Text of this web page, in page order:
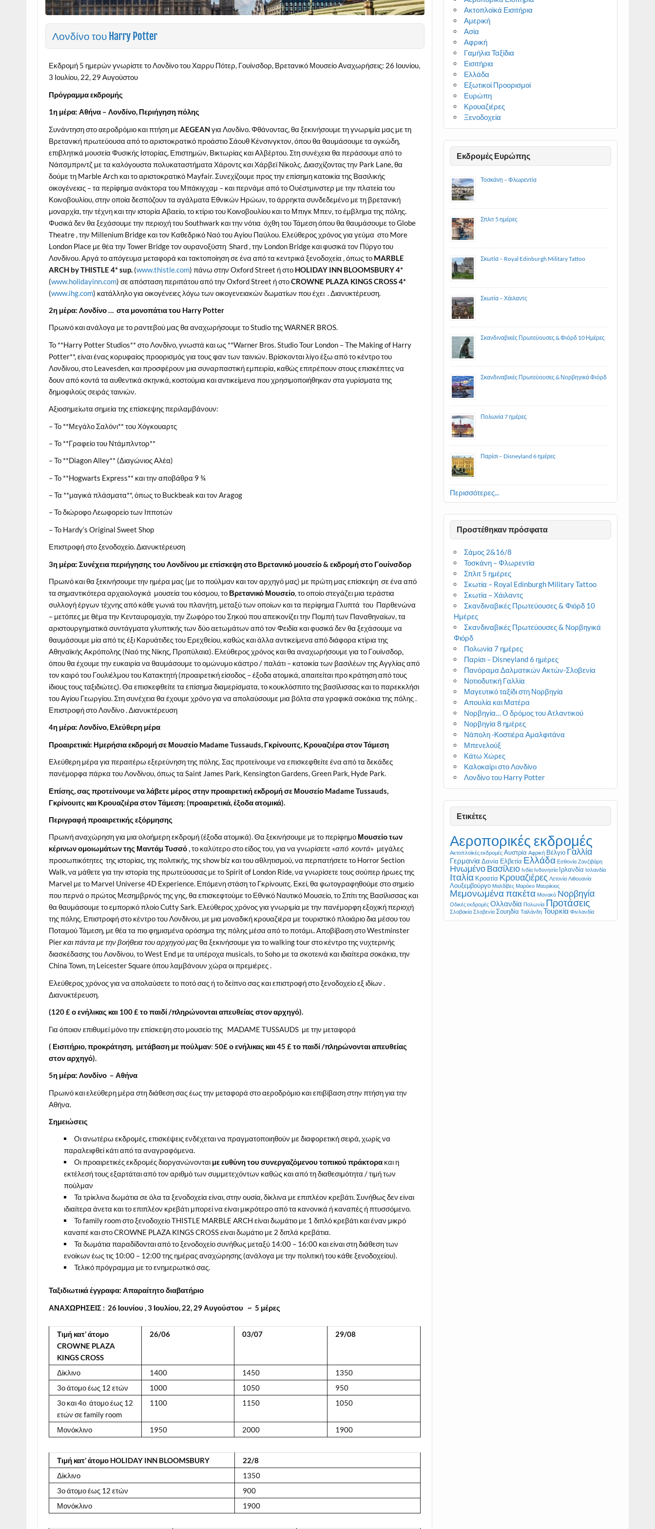
Λονδίνο του Harry Potter
Εκδρομή 5 ημερών γνωρίστε το Λονδίνο του Χαρρυ Πότερ, Γουίνσδορ, Βρετανικό Μουσείο Αναχωρήσεις: 26 Ιουνίου,
3 Ιουλίου, 22, 29 Αυγούστου
Πρόγραμμα εκδρομής
1η μέρα: Αθήνα – Λονδίνο, Περιήγηση πόλης
Συνάντηση στο αεροδρόμιο και πτήση με AEGEANγια Λονδίνο. Φθάνοντας, θα ξεκινήσουμε τη γνωριμία μας με τη
Βρετανική πρωτεύουσα από το αριστοκρατικό προάστιο Σάουθ Κένσινγκτον, όπου θα θαυμάσουμε τα ογκώδη,
επιβλητικά μουσεία Φυσικής Ιστορίας, Επιστημών, Βικτωρίας και Αλβέρτου. Στη συνέχεια θα περάσουμε από το
Νάιτσμπριντζ με τα καλόγουστα πολυκαταστήματα Χάροντς και Χάρβεϊ Νίκολς. Διασχίζοντας την Park Lane, θα
δούμε τη Marble Arch και το αριστοκρατικό Mayfair. Συνεχίζουμε προς την επίσημη κατοικία της Βασιλικής
οικογένειας – τα περίφημα ανάκτορα του Μπάκιγχαμ – και περνάμε από το Ουέστμινστερ με την πλατεία του
Κοινοβουλίου, στην οποία δεσπόζουν τα αγάλματα Εθνικών Ηρώων, το άρρηκτα συνδεδεμένο με τη βρετανική
μοναρχία, την τέχνη και την ιστορία Αβαείο, το κτίριο του Κοινοβουλίου και το Μπιγκ Μπεν, το έμβλημα της πόλης.
Φυσικά δεν θα ξεχάσουμε την περιοχή του Southwark και την νότια όχθη του Τάμεση όπου θα θαυμάσουμε το Globe
Theatre , την Millenium Bridge και τον Καθεδρικό Ναό του Αγίου Παύλου. Ελεύθερος χρόνος για γεύμα στο More
London Place με θέα την Tower Bridge τον ουρανοξύστη Shard , την London Bridge και φυσικά τον Πύργο του
Λονδίνου. Αργά το απόγευμα μεταφορά και τακτοποίηση σε ένα από τα κεντρικά ξενοδοχεία , όπως το MARBLE
ARCH byTHISTLE 4*sup (www.thistle.com) πάνω στην Oxford Street ή στο HOLIDAY INN BLOOMSBURY4*
(www.holidayinn.com) σε απόσταση περιπάτου από την Oxford Street ή στοCROWNE PLAZA KINGSCROSS4*
(www.ihg.com) κατάλληλο για οικογένειες λόγω των οικογενειακών δωματίων που έχει . Διανυκτέρευση.
2η μέρα: Λονδίνο … στα μονοπάτια του Harry Potter
Πρωινό και ανάλογα με το ραντεβού μας θα αναχωρήσουμε το Studio της WARNER BROS.
Το **Harry Potter Studios** στο Λονδίνο, γνωστά και ως **Warner Bros. Studio Tour London – The Making of Harry
Potter**, είναι ένας κορυφαίος προορισμός για τους φαν των ταινιών. Βρίσκονται λίγο έξω από το κέντρο του
Λονδίνου, στο Leavesden, και προσφέρουν μια συναρπαστική εμπειρία, καθώς επιτρέπουν στους επισκέπτες να
δουν από κοντά τα αυθεντικά σκηνικά, κοστούμια και αντικείμενα που χρησιμοποιήθηκαν στα γυρίσματα της
δημοφιλούς σειράς ταινιών.
Αξιοσημείωτα σημεία της επίσκεψης περιλαμβάνουν:
– Το **Μεγάλο Σαλόνι** του Χόγκουαρτς
– Το **Γραφείο του Ντάμπλντορ**
– Το **Diagon Alley** (Διαγώνιος Αλέα)
– Το **Hogwarts Express** και την αποβάθρα 9 ¾
– Τα **μαγικά πλάσματα**, όπως το Buckbeak και τον Aragog
– Το διώροφο Λεωφορείο των Ιπποτών
– Το Hardy’s Original Sweet Shop
Επιστροφή στο ξενοδοχείο. Διανυκτέρευση
3η μέρα: Συνέχεια περιήγησης του Λονδίνου με επίσκεψη στο Βρετανικό μουσείο & εκδρομή στο Γουίνσδορ
Πρωινό και θα ξεκινήσουμε την ημέρα μας (με το πούλμαν και τον αρχηγό μας) με πρώτη μας επίσκεψη σε ένα από
τα σημαντικότερα αρχαιολογικά μουσεία του κόσμου, το Βρετανικό Μουσείο, το οποίο στεγάζει μια τεράστια
συλλογή έργων τέχνης από κάθε γωνιά του πλανήτη, μεταξύ των οποίων και τα περίφημα Γλυπτά του Παρθενώνα
– μετόπες με θέμα την Κενταυρομαχία, την Ζωφόρο του Σηκού που απεικονίζει την Πομπή των Παναθηναίων, τα
αριστουργηματικά συντάγματα γλυπτικής των δύο αετωμάτων από τον Φειδία και φυσικά δεν θα ξεχάσουμε να
θαυμάσουμε μία από τις έξι Καρυάτιδες του Ερεχθείου, καθώς και άλλα αντικείμενα από διάφορα κτίρια της
Αθηναϊκής Ακρόπολης (Ναό της Νίκης, Προπύλαια). Ελεύθερος χρόνος και θα αναχωρήσουμε για το Γουίνσδορ,
όπου θα έχουμε την ευκαιρία να θαυμάσουμε το ομώνυμο κάστρο / παλάτι – κατοικία των βασιλέων της Αγγλίας από
τον καιρό του Γουλιέλμου του Κατακτητή (προαιρετική είσοδος – έξοδα ατομικά, απαιτείται προ κράτηση από τους
ίδιους τους ταξιδιώτες). Θα επισκεφθείτε τα επίσημα διαμερίσματα, το κουκλόσπιτο της βασίλισσας και το παρεκκλήσι
του Αγίου Γεωργίου. Στη συνέχεια θα έχουμε χρόνο για να απολαύσουμε μια βόλτα στα γραφικά σοκάκια της πόλης .
Επιστροφή στο Λονδίνο . Διανυκτέρευση
4η μέρα: Λονδίνο, Ελεύθερη μέρα
Προαιρετικά: Ημερήσια εκδρομή σε Μουσείο MadameTussauds, Γκρίνουιτς, Κρουαζιέρα στον Τάμεση
Ελεύθερη μέρα για περαιτέρω εξερεύνηση της πόλης. Σας προτείνουμε να επισκεφθείτε ένα από τα δεκάδες
πανέμορφα πάρκα του Λονδίνου, όπως τα Saint James Park, Kensington Gardens, Green Park, Hyde Park.
Επίσης, σας προτείνουμε να λάβετε μέρος στην προαιρετική εκδρομή σε Μουσείο MadameTussauds
Γκρίνουιτς και Κρουαζιέρα στον Τάμεση: (προαιρετικά, έξοδα ατομικά).
Περιγραφή προαιρετικής εξόρμησης
Πρωινή αναχώρηση για μια ολοήμερη εκδρομή (έξοδα ατομικά). Θα ξεκινήσουμε με το περίφημο Μουσείο των
κέρινων ομοιωμάτων της Μαντάμ Τυσσό, το καλύτερο στο είδος του, για να γνωρίσετε «από κοντά» μεγάλες
προσωπικότητες της ιστορίας, της πολιτικής, της show biz και του αθλητισμού, να περπατήσετε το Horror Section
Walk, να μάθετε για την ιστορία της πρωτεύουσας με το Spirit of London Ride, να γνωρίσετε τους σούπερ ήρωες της
Marvel με το Marvel Universe 4D Experience. Επόμενη στάση το Γκρίνουιτς. Εκεί, θα φωτογραφηθούμε στο σημείο
που περνά ο πρώτος Μεσημβρινός της γης, θα επισκεφτούμε το Εθνικό Ναυτικό Μουσείο, το Σπίτι της Βασίλισσας και
θα θαυμάσουμε το εμπορικό πλοίο Cutty Sark. Ελεύθερος χρόνος για γνωριμία με την πανέμορφη εξοχική περιοχή
της πόλης. Επιστροφή στο κέντρο του Λονδίνου, με μια μοναδική κρουαζιέρα με τουριστικό πλοιάριο δια μέσου του
Ποταμού Τάμεση, με θέα τα πιο φημισμένα ορόσημα της πόλης μέσα από το ποτάμι.. Αποβίβαση στο Westminster
Pierκαι πάντα με την βοήθεια του αρχηγού μαςθα ξεκινήσουμε για το walking tour στο κέντρο της νυχτερινής
διασκέδασης του Λονδίνου, το West End με τα υπέροχα musicals, το Soho με τα σκοτεινά και ιδιαίτερα σοκάκια, την
China Town, τη Leicester Square όπου λαμβάνουν χώρα οι πρεμιέρες .
Ελεύθερος χρόνος για να απολαύσετε το ποτό σας ή το δείπνο σας και επιστροφή στο ξενοδοχείο εξ ιδίων .
Διανυκτέρευση.
(120£ ο ενήλικας και 100£ το παιδί /πληρώνονται απευθείας στον αρχηγό).
Για όποιον επιθυμεί μόνο την επίσκεψη στο μουσείο της MADAME TUSSAUDS με την μεταφορά
( Εισιτήριο, προκράτηση, μετάβαση με πούλμαν:50£ ο ενήλικας και 45 £ το παιδί /πληρώνονται απευθείας
στον αρχηγό).
5η μέρα: Λονδίνο – Αθήνα
Πρωινό και ελεύθερη μέρα στη διάθεση σας έως την μεταφορά στο αεροδρόμιο και επιβίβαση στην πτήση για την
Αθήνα.
Σημειώσεις
Οι ανωτέρω εκδρομές, επισκέψεις ενδέχεται να πραγματοποιηθούν με διαφορετική σειρά, χωρίς να
παραλειφθεί κάτι από τα αναγραφόμενα.
Οι προαιρετικές εκδρομές διοργανώνονται με ευθύνη του συνεργαζόμενου τοπικού πράκτορακαι η
εκτέλεσή τους εξαρτάται από τον αριθμό των συμμετεχόντων καθώς και από τη διαθεσιμότητα / τιμή των
πούλμαν
Τα τρίκλινα δωμάτια σε όλα τα ξενοδοχεία είναι, στην ουσία, δίκλινα με επιπλέον κρεβάτι. Συνήθως δεν είναι
ιδιαίτερα άνετα και το επιπλέον κρεβάτι μπορεί να είναι μικρότερο από τα κανονικά ή καναπές ή πτυσσόμενο.
Το family room στο ξενοδοχείο THISTLE MARBLE ARCH είναι δωμάτιο με 1 διπλό κρεβάτι και έναν μικρό
καναπέ και στο CROWNE PLAZA KINGS CROSS είναι δωμάτιο με 2 διπλά κρεβάτια.
Τα δωμάτια παραδίδονται από το ξενοδοχείο συνήθως μεταξύ 14:00 – 16:00 και είναι στη διάθεση των
ενοίκων έως τις 10:00 – 12:00 της ημέρας αναχώρησης (ανάλογα με την πολιτική του κάθε ξενοδοχείου).
Τελικό πρόγραμμα με το ενημερωτικό σας.
Ταξιδιωτικά έγγραφα: Απαραίτητο διαβατήριο
ΑΝΑΧΩΡΗΣΕΙΣ : 26 Ιουνίου , 3 Ιουλίου, 22, 29 Αυγούστου ~ 5 μέρες
Τιμή κατ’άτομο
CROWNE PLAZA
KINGS CROSS
26/06 03/07 29/08
Δίκλινο 1400 1450
1350
3ο άτομο έως 12 ετών
1000 1050
950
3ο και 4ο άτομο έως 12
ετών σε family room
1100 1150 1050
Μονόκλινο 1950 2000 1900
Τιμή κατ’άτομο HOLIDAY INN BLOOMSBURY
22/8
Δίκλινο
1350
3ο άτομο έως 12 ετών
900
Μονόκλινο
1900
Ακτοπλοϊκά Εισιτήρια
Αμερική
Ασία
Αφρική
Γαμήλια Ταξίδια
Εισιτήρια
Ελλάδα
Εξωτικοί Προορισμοί
Ευρώπη
Κρουαζιέρες
Ξενοδοχεία
Εκδρομές Ευρώπης
Τοσκάνη – Φλωρεντία
Σπλιτ 5 ημέρες
Σκωτία – Royal Edinburgh Military Tattoo
Σκωτία – Χάιλαντς
Σκανδιναβικές Πρωτεύουσες & Φιόρδ 10 Ημέρες
Σκανδιναβικές Πρωτεύουσες & Νορβηγικά Φιόρδ
Πολωνία 7 ημέρες
Παρίσι – Disneyland 6 ημέρες
Περισσότερες...
Προστέθηκαν πρόσφατα
Σάμος 2&16/8
Τοσκάνη – Φλωρεντία
Σπλιτ 5 ημέρες
Σκωτία – Royal Edinburgh Military Tattoo
Σκωτία – Χάιλαντς
Σκανδιναβικές Πρωτεύουσες & Φιόρδ 10
Ημέρες
Σκανδιναβικές Πρωτεύουσες & Νορβηγικά
Φιόρδ
Πολωνία 7 ημέρες
Παρίσι – Disneyland 6 ημέρες
Πανόραμα Δαλματικών Ακτών-Σλοβενία
Νοτιοδυτική Γαλλία
Μαγευτικό ταξίδι στη Νορβηγία
Απουλία και Ματέρα
Νορβηγία… Ο δρόμος του Ατλαντικού
Νορβηγία 8 ημέρες
Νάπολη -Κοστιέρα Αμαλφιτάνα
Μπενελούξ
Κάτω Χώρες
Καλοκαίρι στο Λονδίνο
Λονδίνο του Harry Potter
Ετικέτες
Αεροπορικές εκδρομές
Ακτοπλοϊκές εκδρομές Αυστρία Αφρική Βέλγιο Γαλλία
Γερμανία Δανία Ελβετία Ελλάδα Εσθονία Ζανζιβάρη
Ηνωμένο Βασίλειο Ινδία Ινδονησία Ιρλανδία Ισλανδία
Ιταλία Κροατία Κρουαζιέρες Λετονία Λιθουανία
Λουξεμβούργο Μαλδίβες Μαρόκο Μαυρίκιος
Μεμονωμένα πακέτα Μονακό Νορβηγία
Οδικές εκδρομές Ολλανδία Πολωνία Προτάσεις
Σλοβακία Σλοβενία Σουηδία Ταϊλάνδη Τουρκία Φινλανδία